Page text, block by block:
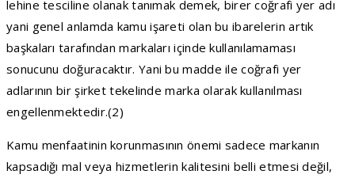
lehine tesciline olanak tanımak demek, birer coğrafi yer adı
yani genel anlamda kamu işareti olan bu ibarelerin artık
başkaları tarafından markaları içinde kullanılamaması
sonucunu doğuracaktır. Yani bu madde ile coğrafi yer
adlarının bir şirket tekelinde marka olarak kullanılması
engellenmektedir.(2)
Kamu menfaatinin korunmasının önemi sadece markanın
kapsadığı mal veya hizmetlerin kalitesini belli etmesi değil,